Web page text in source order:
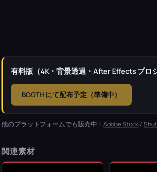
有料版（4K・背景透過・After Effects プロ
BOOTH にて配布予定（準備中）
他のプラットフォームでも販売中：Adobe Stock /
関連素材